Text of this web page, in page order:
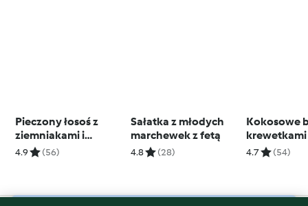
Pieczony łosoś z
ziemniakami i
szparagami
4.9 (56)
Sałatka z młodych
marchewek z fetą
4.8 (28)
Kokosowe
krewetkami
4.7 (54)